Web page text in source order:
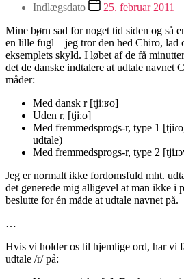
Indlægsdato
25. februar 2011
Mine børn sad for noget tid siden og så
en lille fugl – jeg tror den hed Chiro, lad
eksemplets skyld. I løbet af de få
det de danske indtalere at udtale navnet
måder:
Med dansk r [tjiːʁo]
Uden r, [tjiːo]
Med fremmedsprogs-r, type 1
udtale)
Med fremmedsprogs-r, type 2
Jeg er normalt ikke fordomsfuld mht.
det generede mig alligevel at man ikke i
beslutte for én måde at udtale navnet på.
…
Hvis vi holder os til hjemlige ord, har vi
udtale /r/ på: